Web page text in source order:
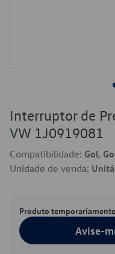
Interruptor de
VW 1J0919081
Compatibilidade: Gol,
Unidade de venda:
Produto
Avise-